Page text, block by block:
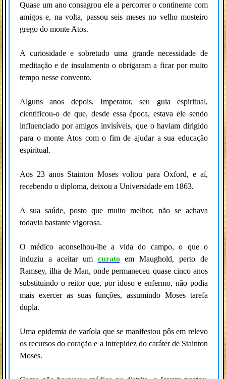
Quase um ano consagrou ele a percorrer o continente com
amigos e, na volta, passou seis meses no velho mosteiro
grego do monte Atos.
A curiosidade e sobretudo uma grande necessidade de
meditação e de insulamento o obrigaram a ficar por muito
tempo nesse convento.
Alguns anos depois, Imperator, seu guia espiritual,
cientificou-o de que, desde essa época, estava ele sendo
influenciado por amigos invisíveis, que o haviam dirigido
para o monte Atos com o fim de ajudar a sua educação
espiritual.
Aos 23 anos Stainton Moses voltou para Oxford, e aí,
recebendo o diploma, deixou a Universidade em 1863.
A sua saúde, posto que muito melhor, não se achava
todavia bastante vigorosa.
O médico aconselhou-lhe a vida do campo, o que o
induziu a aceitar um curatoem Maughold, perto de
Ramsey, ilha de Man, onde permaneceu quase cinco anos
substituindo o reitor que, por idoso e enfermo, não podia
mais exercer as suas funções, assumindo Moses tarefa
dupla.
Uma epidemia de varíola que se manifestou pôs em relevo
os recursos do coração e a intrepidez do caráter de Stainton
Moses.